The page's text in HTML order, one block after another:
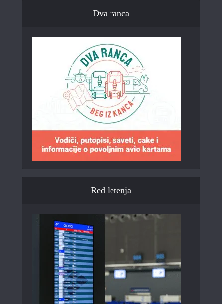
Dva ranca
Red letenja